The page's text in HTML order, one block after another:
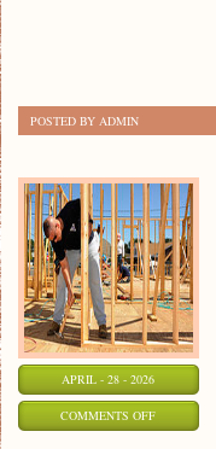
POSTED BY ADMIN
APRIL - 28 - 2026
COMMENTS OFFON